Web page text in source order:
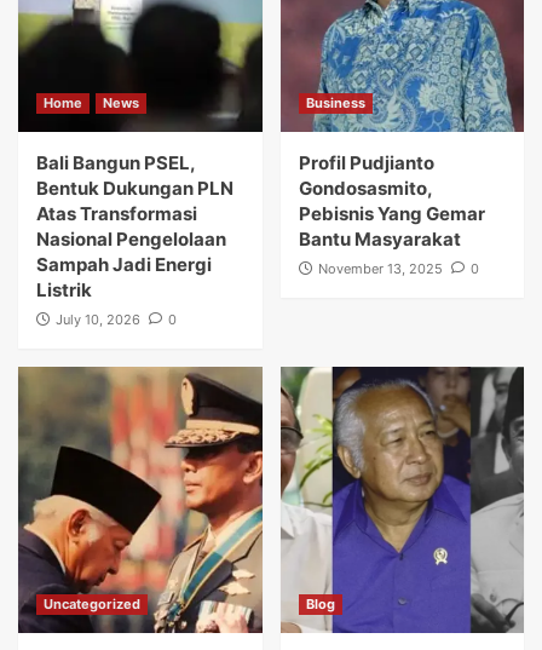
Home News
Bali Bangun PSEL,
Bentuk Dukungan PLN
Atas Transformasi
Nasional Pengelolaan
Sampah Jadi Energi
Listrik
July 10, 2026 0
Business
Profil Pudjianto
Gondosasmito,
Pebisnis Yang Gemar
Bantu Masyarakat
November 13, 2025 0
Uncategorized Blog